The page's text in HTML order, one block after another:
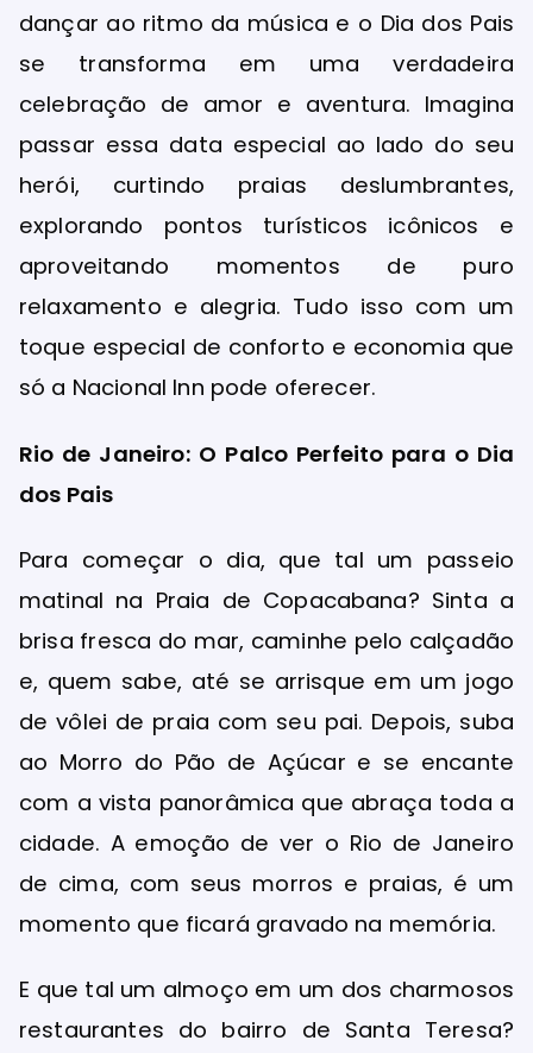
dançar ao ritmo da música e o Dia dos Pais
se transforma em uma verdadeira
celebração de amor e aventura. Imagina
passar essa data especial ao lado do seu
herói, curtindo praias deslumbrantes,
explorando pontos turísticos icônicos e
aproveitando momentos de puro
relaxamento e alegria. Tudo isso com um
toque especial de conforto e economia que
só a Nacional Inn pode oferecer.
Rio de Janeiro: O Palco Perfeito para o Dia
dos Pais
Para começar o dia, que tal um passeio
matinal na Praia de Copacabana? Sinta a
brisa fresca do mar, caminhe pelo calçadão
e, quem sabe, até se arrisque em um jogo
de vôlei de praia com seu pai. Depois, suba
ao Morro do Pão de Açúcar e se encante
com a vista panorâmica que abraça toda a
cidade. A emoção de ver o Rio de Janeiro
de cima, com seus morros e praias, é um
momento que ficará gravado na memória.
E que tal um almoço em um dos charmosos
restaurantes do bairro de Santa Teresa?